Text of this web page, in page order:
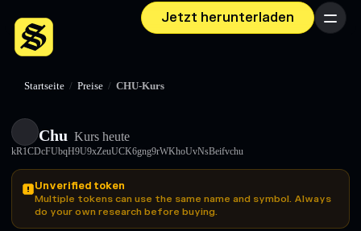
Jetzt herunterladen Menü
Startseite / Preise / CHU-Kurs
Chu Kurs heute
kR1CDcFUbqH9U9xZeuUCK6gng9rWKhoUvNsBeifvchu
Unverified token
Multiple tokens can use the same name and symbol. Always
do your own research before buying.